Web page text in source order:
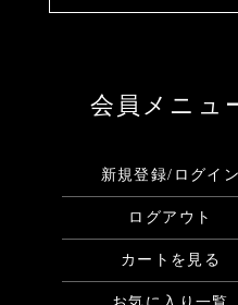
会員メニュ
新規登録/ログイン
ログアウト
カートを見る